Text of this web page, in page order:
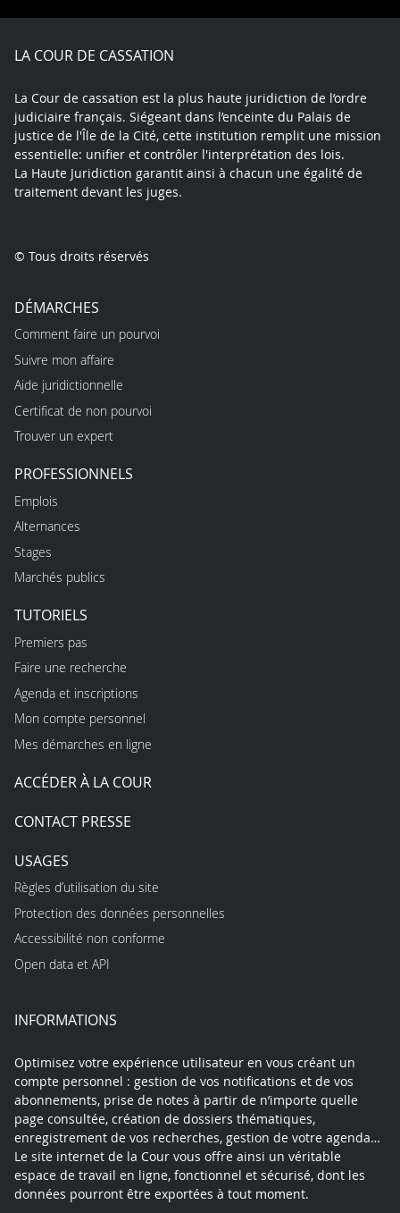
X
FacebookYoutubeLinkedInInstagram
LA COUR DE CASSATION
La Cour de cassation est la plus haute juridiction de l’ordre
judiciaire français. Siégeant dans l’enceinte du Palais de
justice de l'Île de la Cité, cette institution remplit une mission
essentielle: unifier et contrôler l'interprétation des lois.
La Haute Juridiction garantit ainsi à chacun une égalité de
traitement devant les juges.
© Tous droits réservés
DÉMARCHES
Comment faire un pourvoi
Suivre mon affaire
Aide juridictionnelle
Certificat de non pourvoi
Trouver un expert
PROFESSIONNELS
Emplois
Alternances
Stages
Marchés publics
TUTORIELS
Premiers pas
Faire une recherche
Agenda et inscriptions
Mon compte personnel
Mes démarches en ligne
ACCÉDER À LA COUR
CONTACT PRESSE
USAGES
Règles d’utilisation du site
Protection des données personnelles
Accessibilité non conforme
Open data et API
INFORMATIONS
Optimisez votre expérience utilisateur en vous créant un
compte personnel : gestion de vos notifications et de vos
abonnements, prise de notes à partir de n’importe quelle
page consultée, création de dossiers thématiques,
enregistrement de vos recherches, gestion de votre agenda…
Le site internet de la Cour vous offre ainsi un véritable
espace de travail en ligne, fonctionnel et sécurisé, dont les
données pourront être exportées à tout moment.